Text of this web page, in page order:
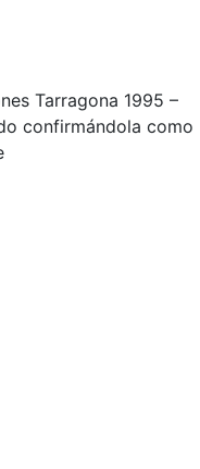
Tarragona 1995 –
confirmándola como